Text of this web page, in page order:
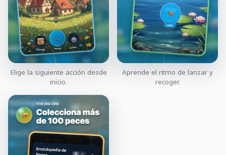
Elige la siguiente acción desde
inicio.
Aprende el ritmo de lanzar y
recoger.